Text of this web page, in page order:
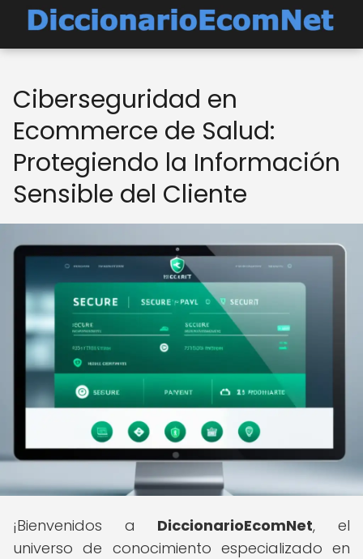
Ciberseguridad en
Ecommerce de Salud:
Protegiendo la Información
Sensible del Cliente
¡Bienvenidos a DiccionarioEcomNet, el
universo de conocimiento especializado en